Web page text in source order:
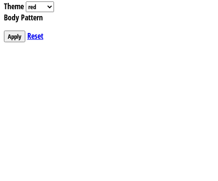
Theme
Body Pattern
Apply Reset